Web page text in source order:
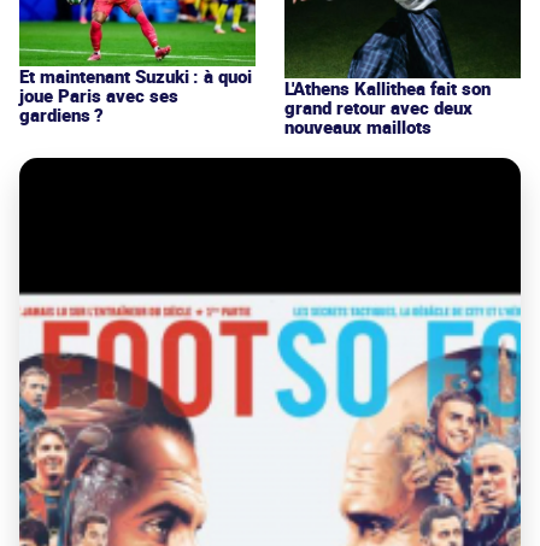
Et maintenant Suzuki : à quoi
joue Paris avec ses
gardiens ?
L'Athens Kallithea fait son
grand retour avec deux
nouveaux maillots